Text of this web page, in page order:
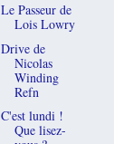
Le Passeur de
Lois Lowry
Drive de
Nicolas
Winding
Refn
C'est lundi !
Que lisez-